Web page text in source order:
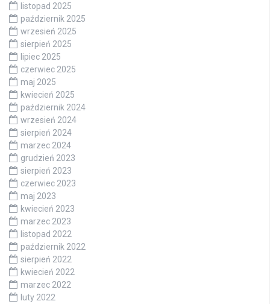
listopad 2025
październik 2025
wrzesień 2025
sierpień 2025
lipiec 2025
czerwiec 2025
maj 2025
kwiecień 2025
październik 2024
wrzesień 2024
sierpień 2024
marzec 2024
grudzień 2023
sierpień 2023
czerwiec 2023
maj 2023
kwiecień 2023
marzec 2023
listopad 2022
październik 2022
sierpień 2022
kwiecień 2022
marzec 2022
luty 2022